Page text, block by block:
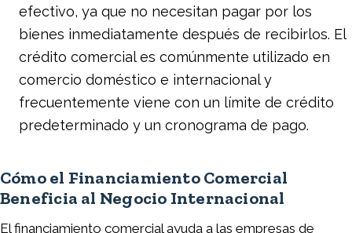
efectivo, ya que no necesitan pagar por los
bienes inmediatamente después de recibirlos. El
crédito comercial es comúnmente utilizado en
comercio doméstico e internacional y
frecuentemente viene con un límite de crédito
predeterminado y un cronograma de pago.
Cómo el Financiamiento Comercial
Beneficia al Negocio Internacional
El financiamiento comercial ayuda a las empresas de